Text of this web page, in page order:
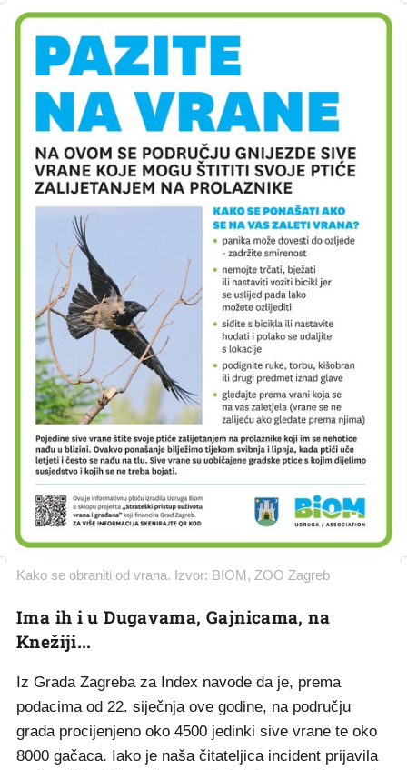
Kako se obraniti od vrana. Izvor: BIOM, ZOO Zagreb
Ima ih i u Dugavama, Gajnicama, na
Knežiji...
Iz Grada Zagreba za Index navode da je, prema
podacima od 22. siječnja ove godine, na području
grada procijenjeno oko 4500 jedinki sive vrane te oko
8000 gačaca. Iako je naša čitateljica incident prijavila